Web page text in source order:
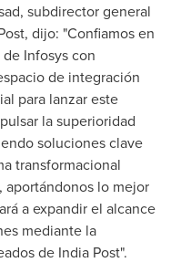
, subdirector general
dijo: "Confiamos en
Infosys con
de integración
para lanzar este
la superioridad
soluciones clave
transformacional
, aportándonos lo mejor
a expandir el alcance
mediante la
de India Post".